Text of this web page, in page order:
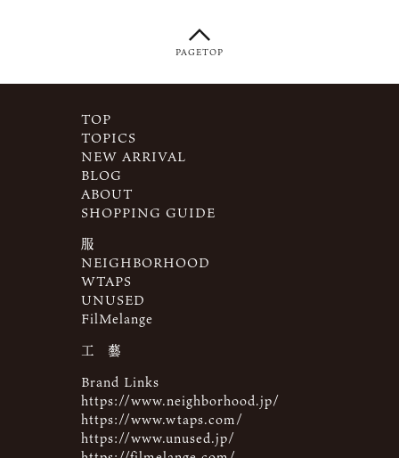
PAGETOP
TOP
TOPICS
NEW ARRIVAL
BLOG
ABOUT
SHOPPING GUIDE
服
NEIGHBORHOOD
WTAPS
UNUSED
FilMelange
工 藝
Brand Links
https://www.neighborhood.jp/
https://www.wtaps.com/
https://www.unused.jp/